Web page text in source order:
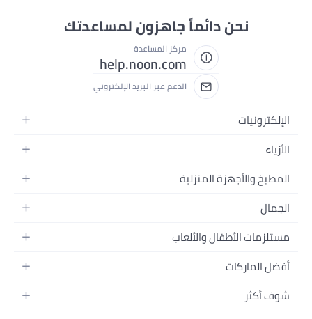
نحن دائماً جاهزون لمساعدتك
مركز المساعدة
help.noon.com
الدعم عبر البريد الإلكتروني
الإلكترونيات
الجوالات
اللابتوبات
الأجهزة المنزلية
التلفزيونات
السماعات
ألعاب القيمنق
الأزياء
أزياء نسائية
أزياء البنات
أزياء الأولاد
المجوهرات
حقائب نسائية
المطبخ والأجهزة المنزلية
الحمام
المطبخ والسفرة
أدوات وتحسين المنزل
الأثاث
الجمال
العطور
العناية بالشعر
العناية بالبشرة
مستلزمات الأطفال والألعاب
الحفاضات
الرضاعة والتغذية
أفضل الماركات
سامسونج
شوف أكثر